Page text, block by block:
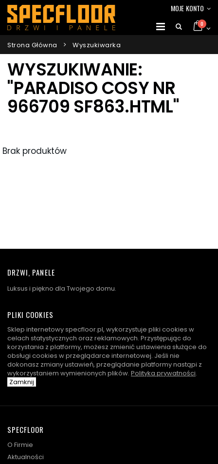
MOJE KONTO
0
Strona Główna Wyszukiwarka
WYSZUKIWANIE:
"PARADISO COSY NR
966709 SF863.HTML"
Brak produktów
DRZWI, PANELE
Luksus i piękno dla Twojego domu.
PLIKI COOKIES
Sklep internetowy specfloor.pl, wykorzystuje pliki cookies w
celach statystycznych oraz reklamowych. Przystępując do
korzystania z platformy, możesz zmienić ustawienia służące do
obsługi cookies w przeglądarce internetowej. Jeśli nie
dokonasz zmiany ustawień, przeglądanie platformy nastąpi z
wykorzystaniem wymienionych plików. Polityka prywatności.
Zamknij
SPECFLOOR
O Firmie
Aktualności